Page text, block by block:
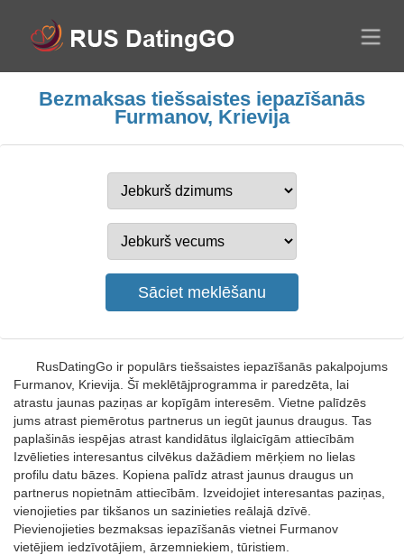
Bezmaksas tiešsaistes iepazīšanās
Furmanov, Krievija
RusDatingGo ir populārs tiešsaistes iepazīšanās pakalpojums
Furmanov, Krievija. Šī meklētājprogramma ir paredzēta, lai
atrastu jaunas paziņas ar kopīgām interesēm. Vietne palīdzēs
jums atrast piemērotus partnerus un iegūt jaunus draugus. Tas
paplašinās iespējas atrast kandidātus ilglaicīgām attiecībām
Izvēlieties interesantus cilvēkus dažādiem mērķiem no lielas
profilu datu bāzes. Kopiena palīdz atrast jaunus draugus un
partnerus nopietnām attiecībām. Izveidojiet interesantas paziņas,
vienojieties par tikšanos un sazinieties reālajā dzīvē.
Pievienojieties bezmaksas iepazīšanās vietnei Furmanov
vietējiem iedzīvotājiem, ārzemniekiem, tūristiem.